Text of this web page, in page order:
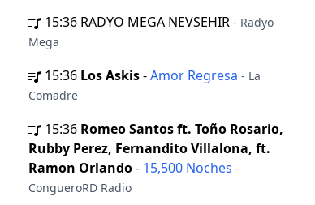
15:36 RADYO MEGA NEVSEHIR - Radyo
Mega
15:36 Los Askis-Amor Regresa - La
Comadre
15:36 Romeo Santos ft. Toño Rosario,
Rubby Perez, Fernandito Villalona, ft.
Ramon Orlando- 15,500 Noches -
CongueroRD Radio